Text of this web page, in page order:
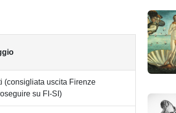
(consigliata uscita Firenze
su FI-SI)